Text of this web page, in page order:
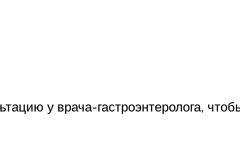
у врача-гастроэнтеролога,